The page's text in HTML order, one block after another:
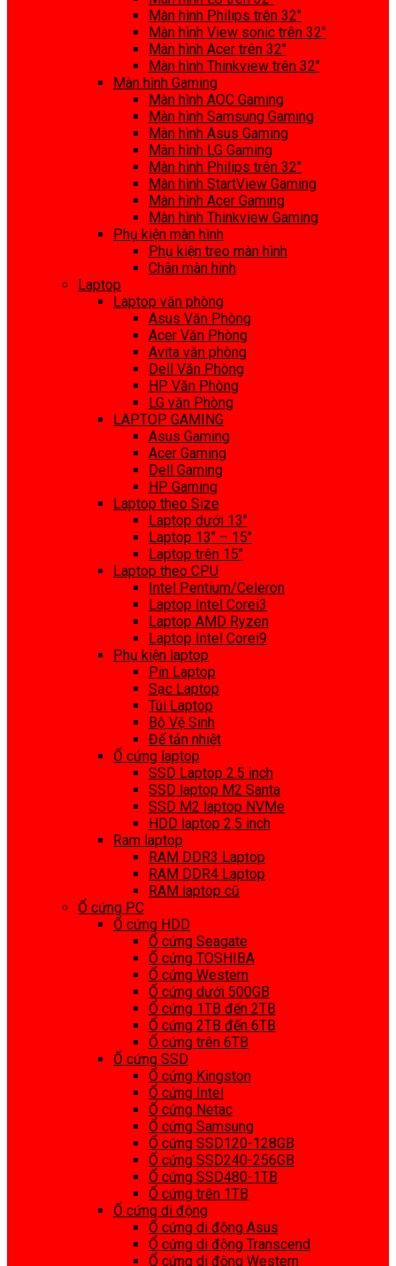
Màn hình Philips trên 32″
Màn hình View sonic trên 32″
Màn hình Acer trên 32″
Màn hình Thinkview trên 32″
Màn hình Gaming
Màn hình AOC Gaming
Màn hình Samsung Gaming
Màn hình Asus Gaming
Màn hình LG Gaming
Màn hình Philips trên 32″
Màn hình StartView Gaming
Màn hình Acer Gaming
Màn hình Thinkview Gaming
Phụ kiện màn hình
Phụ kiện treo màn hình
Chân màn hình
Laptop
Laptop văn phòng
Asus Văn Phòng
Acer Văn Phòng
Avita văn phòng
Dell Văn Phòng
HP Văn Phòng
LG văn Phòng
LAPTOP GAMING
Asus Gaming
Acer Gaming
Dell Gaming
HP Gaming
Laptop theo Size
Laptop dưới 13″
Laptop 13″ – 15″
Laptop trên 15″
Laptop theo CPU
Intel Pentium/Celeron
Laptop Intel Corei3
Laptop AMD Ryzen
Laptop Intel Corei9
Phụ kiện laptop
Pin Laptop
Sạc Laptop
Túi Laptop
Bộ Vệ Sinh
Đế tản nhiệt
Ổ cứng laptop
SSD Laptop 2.5 inch
SSD laptop M2 Santa
SSD M2 laptop NVMe
HDD laptop 2.5 inch
Ram laptop
RAM DDR3 Laptop
RAM DDR4 Laptop
RAM laptop cũ
Ổ cứng PC
Ổ cứng HDD
Ổ cứng Seagate
Ổ cứng TOSHIBA
Ổ cứng Western
Ổ cứng dưới 500GB
Ổ cứng 1TB đến 2TB
Ổ cứng 2TB đến 6TB
Ổ cứng trên 6TB
Ổ cứng SSD
Ổ cứng Kingston
Ổ cứng Intel
Ổ cứng Netac
Ổ cứng Samsung
Ổ cứng SSD120-128GB
Ổ cứng SSD240-256GB
Ổ cứng SSD480-1TB
Ổ cứng trên 1TB
Ổ cứng di động
Ổ cứng di động Asus
Ổ cứng di động Transcend
Ổ cứng di động Western